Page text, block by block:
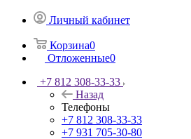
Личный кабинет
Корзина0
Отложенные0
+7 812 308-33-33
Назад
Телефоны
+7 812 308-33-33
+7 931 705-30-80